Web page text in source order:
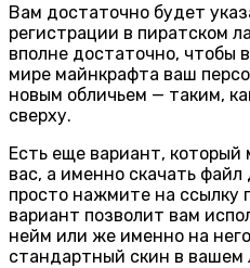
Вам достаточно будет
регистрации в пиратском
вполне достаточно, чтобы
мире майнкрафта ваш
новым обличьем — таким,
сверху.
Есть еще вариант,
вас, а именно скачать файл
просто нажмите на ссылку
вариант позволит вам
нейм или же именно на
стандартный скин в вашем